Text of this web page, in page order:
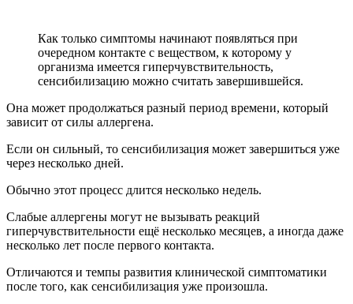
после того, как сенсибилизация уже произошла.
При попадании на кожу сильного аллергена симптомы
появляются практически мгновенно.
Слабый аллерген вызывает их появление лишь через
несколько часов.
К тому же симптоматика выражена значительно слабее.